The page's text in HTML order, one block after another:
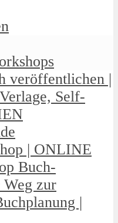
veröffentlichen |
Self-
| ONLINE
Buch-
zur
|